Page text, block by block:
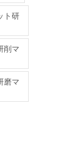
ト研
削マ
磨マ